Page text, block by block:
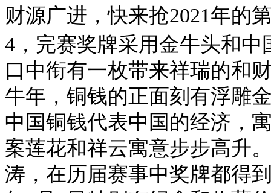
财源广进，快来抢2021年的
4，完赛奖牌采用金牛头和
口中衔有一枚带来祥瑞的和
牛年，铜钱的正面刻有浮雕
中国铜钱代表中国的经济，
案莲花和祥云寓意步步高升
涛，在历届赛事中奖牌都得